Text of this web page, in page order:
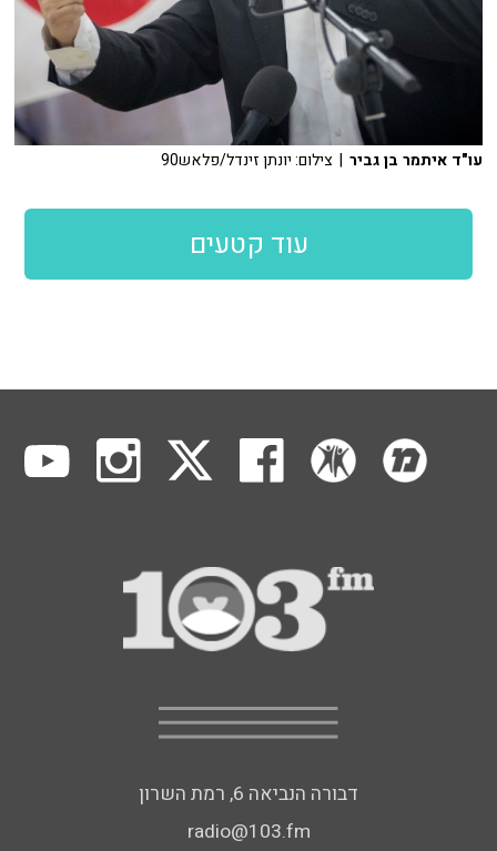
עו"ד איתמר בן גביר | צילום: יונתן זינדל/פלאש90
עוד קטעים
דבורה הנביאה 6, רמת השרון
radio@103.fm